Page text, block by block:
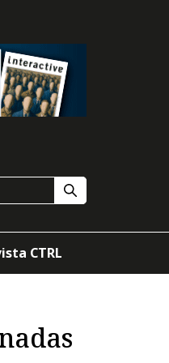
CTRL